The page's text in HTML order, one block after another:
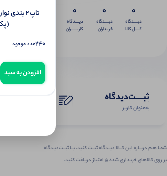
0
دیــــدگاه
کــــل کالا
0
دیــــدگاه
خریداران
0
دیــــدگاه
کاربـــــران
ثبـــــت‌دیدگاه
به‌عنوان کاربر
شمـا هـم دربـاره ایـن کــالا دیــدگاه ثبــت کنید، بــا ثبــت‌دیـدگاه
بر روی کالاهای خریداری شده ۵ امتیاز دریافت کنید.
تاپ ۲
(پک 6
240عدد موجود
افزودن به سبد